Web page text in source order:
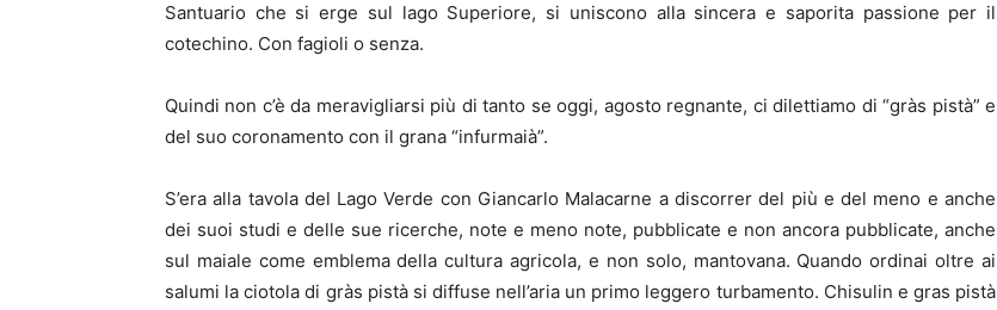
Santuario che si erge sul lago Superiore, si uniscono alla sincera e saporita passione per il
cotechino. Con fagioli o senza.
Quindi non c’è da meravigliarsi più di tanto se oggi, agosto regnante, ci dilettiamo di “gràs pistà” e
del suo coronamento con il grana “infurmaià”.
S’era alla tavola del Lago Verde con Giancarlo Malacarne a discorrer del più e del meno e anche
dei suoi studi e delle sue ricerche, note e meno note, pubblicate e non ancora pubblicate, anche
sul maiale come emblema della cultura agricola, e non solo, mantovana. Quando ordinai oltre ai
salumi la ciotola di gràs pistà si diffuse nell’aria un primo leggero turbamento. Chisulin e gras pistà